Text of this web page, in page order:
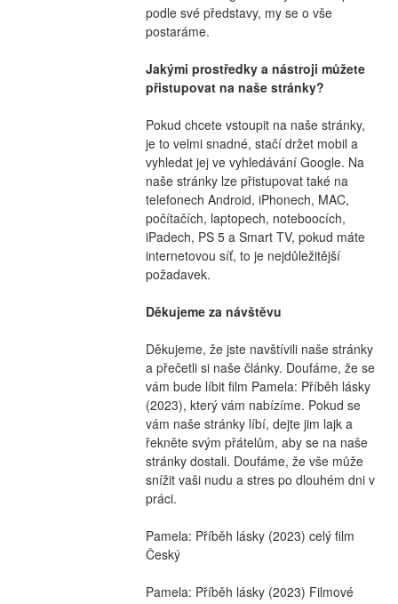
podle své představy, my se o vše
postaráme.
Jakými prostředky a nástroji můžete
přistupovat na naše stránky?
Pokud chcete vstoupit na naše stránky,
je to velmi snadné, stačí držet mobil a
vyhledat jej ve vyhledávání Google. Na
naše stránky lze přistupovat také na
telefonech Android, iPhonech, MAC,
počítačích, laptopech, noteboocích,
iPadech, PS 5 a Smart TV, pokud máte
internetovou síť, to je nejdůležitější
požadavek.
Děkujeme za návštěvu
Děkujeme, že jste navštívili naše stránky
a přečetli si naše články. Doufáme, že se
vám bude líbit film Pamela: Příběh lásky
(2023), který vám nabízíme. Pokud se
vám naše stránky líbí, dejte jim lajk a
řekněte svým přátelům, aby se na naše
stránky dostali. Doufáme, že vše může
snížit vaši nudu a stres po dlouhém dni v
práci.
Pamela: Příběh lásky (2023) celý film
Český
Pamela: Příběh lásky (2023) Filmové